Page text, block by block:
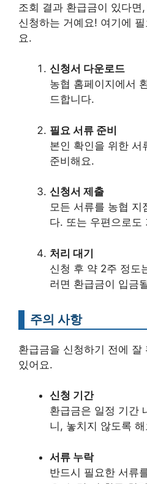
조회 결과 환급금이 있다면
신청하는 거예요! 여기에
요.
신청서 다운로드
농협 홈페이지에서
드합니다.
필요 서류 준비
본인 확인을 위한 서
준비해요.
신청서 제출
모든 서류를 농협 지
다. 또는 우편으로도
처리 대기
신청 후 약 2주 정도
러면 환급금이 입금
주의 사항
환급금을 신청하기 전에 잘
있어요.
신청 기간
환급금은 일정 기간
니, 놓치지 않도록 해
서류 누락
반드시 필요한 서류